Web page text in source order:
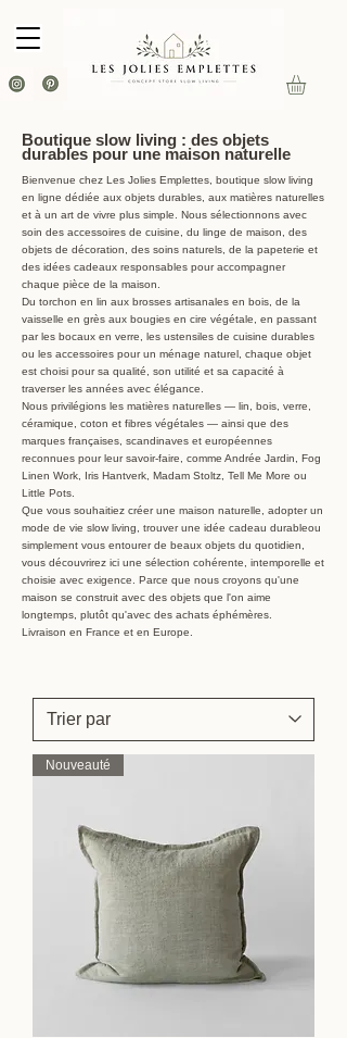
Boutique slow living : des objets
durables pour une maison naturelle
Bienvenue chez Les Jolies Emplettes, boutique slow living
en ligne dédiée aux objets durables, aux matières naturelles
et à un art de vivre plus simple. Nous sélectionnons avec
soin des accessoires de cuisine, du linge de maison, des
objets de décoration, des soins naturels, de la papeterie et
des idées cadeaux responsables pour accompagner
chaque pièce de la maison.
Du torchon en lin aux brosses artisanales en bois, de la
vaisselle en grès aux bougies en cire végétale, en passant
par les bocaux en verre, les ustensiles de cuisine durables
ou les accessoires pour un ménage naturel, chaque objet
est choisi pour sa qualité, son utilité et sa capacité à
traverser les années avec élégance.
Nous privilégions les matières naturelles — lin, bois, verre,
céramique, coton et fibres végétales — ainsi que des
marques françaises, scandinaves et européennes
reconnues pour leur savoir-faire, comme Andrée Jardin, Fog
Linen Work, Iris Hantverk, Madam Stoltz, Tell Me More ou
Little Pots.
Que vous souhaitiez créer une maison naturelle, adopter un
mode de vie slow living, trouver une idée cadeau durableou
simplement vous entourer de beaux objets du quotidien,
vous découvrirez ici une sélection cohérente, intemporelle et
choisie avec exigence. Parce que nous croyons qu'une
maison se construit avec des objets que l'on aime
longtemps, plutôt qu'avec des achats éphémères.
Livraison en France et en Europe.
Nouveauté